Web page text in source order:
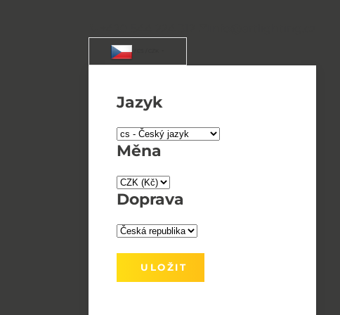
Jazyk
Měna
Doprava